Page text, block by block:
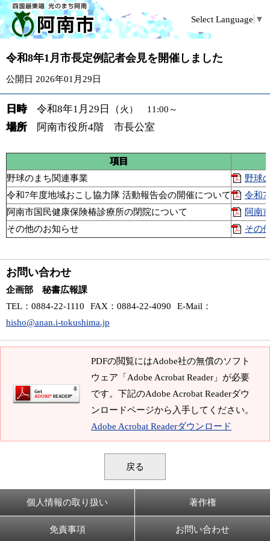
Select Language ▼
令和8年1月市長定例記者会見を開催しました
公開日 2026年01月29日
日時 令和8年1 月29日（火） 11:00～
場所阿南市役所4階 市長公室
項目
野球のまち関連事業
野球
令和7年度地域おこし協力隊 活動報告会の開催について
令和7
阿南市国民健康保険椿診療所の閉院について
阿南
その他のお知らせ
その
お問い合わせ
企画部 秘書広報課
TEL ：0884-22-1110 FAX ：0884-22-4090 E-Mail ：
hisho@anan.i-tokushima.jp
PDFの閲覧にはAdobe社の無償のソフト
ウェア「Adobe Acrobat Reader」が必要
です。下記のAdobe Acrobat Readerダウ
ンロードページから入手してください。
Adobe Acrobat Readerダウンロード
戻る
個人情報の取り扱い 著作権
免責事項 お問い合わせ